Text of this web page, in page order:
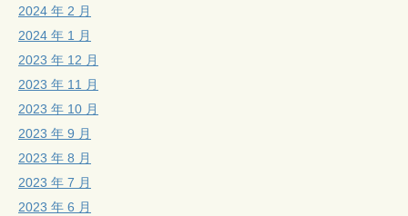
2024 年 2 月
2024 年 1 月
2023 年 12 月
2023 年 11 月
2023 年 10 月
2023 年 9 月
2023 年 8 月
2023 年 7 月
2023 年 6 月